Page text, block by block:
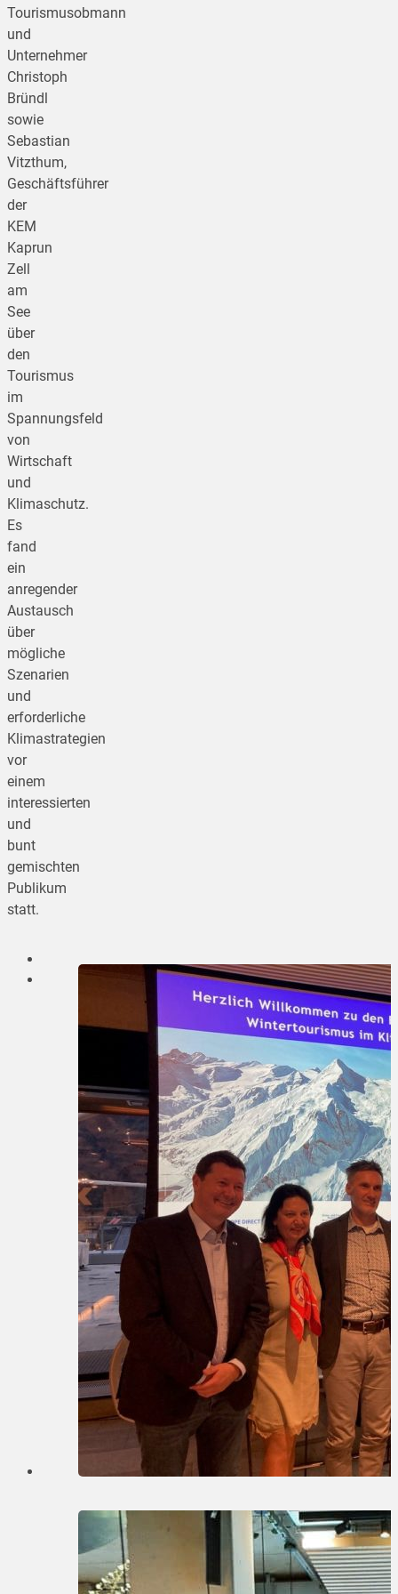
Tourismusobmann
und
Unternehmer
Christoph
Bründl
sowie
Sebastian
Vitzthum,
Geschäftsführer
der
KEM
Kaprun
Zell
am
See
über
den
Tourismus
im
Spannungsfeld
von
Wirtschaft
und
Klimaschutz.
Es
fand
ein
anregender
Austausch
über
mögliche
Szenarien
und
erforderliche
Klimastrategien
vor
einem
interessierten
und
bunt
gemischten
Publikum
statt.